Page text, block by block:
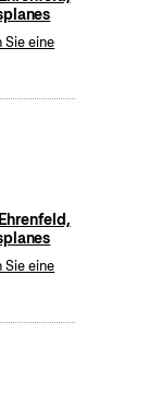
Sie eine
Sie eine